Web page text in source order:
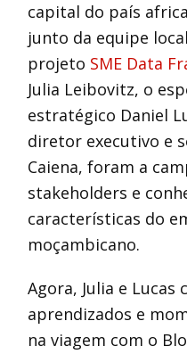
capital do país
junto da equipe
projeto SME Data
Julia Leibovitz, o
estratégico Daniel
diretor executivo e
Caiena, foram a
stakeholders e
características do
moçambicano.
Agora, Julia e
aprendizados e
na viagem com o